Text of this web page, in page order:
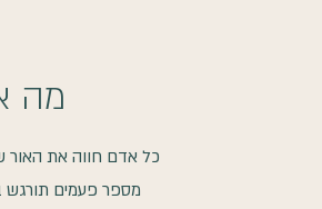
מה
מספר פעמים תורגש